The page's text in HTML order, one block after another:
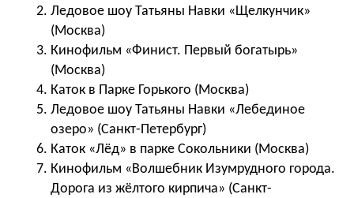
Ледовое шоу Татьяны Навки «Щелкунчик»
(Москва)
Кинофильм «Финист. Первый богатырь»
(Москва)
Каток в Парке Горького (Москва)
Ледовое шоу Татьяны Навки «Лебединое
озеро» (Санкт-Петербург)
Каток «Лёд» в парке Сокольники (Москва)
Кинофильм «Волшебник Изумрудного города.
Дорога из жёлтого кирпича» (Санкт-